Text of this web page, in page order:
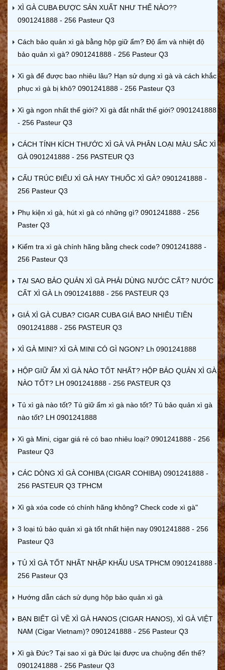
XÌ GÀ CUBA ĐƯỢC SẢN XUẤT NHƯ THẾ NÀO??
0901241888 - 256 Pasteur Q3
Cách bảo quản xì gà bằng hộp giữ ẩm? Độ ẩm và nhiệt độ
bảo quản xì gà? 0901241888 - 256 Pasteur Q3
Xì gà để được bao nhiêu lâu? Hạn sử dụng xì gà và cách khắc
phục xì gà bị khô? 0901241888 - 256 Pasteur Q3
Xì gà ngon nhất thế giới? Xì gà đắt nhất thế giới? 0901241888
- 256 Pasteur Q3
CÁCH TÍNH KÍCH THƯỚC XÌ GÀ VÀ PHÂN LOẠI MÀU SẮC XÌ
GÀ 0901241888 - 256 PASTEUR Q3
CẤU TRÚC ĐIẾU XÌ GÀ HAY THUỐC XÌ GÀ? 0901241888 -
256 Pasteur Q3
Phụ kiện xì gà, hút xì gà có những gì? 0901241888 - 256
Paster Q3
Kiểm tra xì gà chính hãng bằng check code? 0901241888 -
256 Pasteur Q3
TẠI SAO BẢO QUẢN XÌ GÀ PHẢI DÙNG NƯỚC CẤT? NƯỚC
CẤT XÌ GÀ Lh 0901241888 - 256 PASTEUR Q3
GIÁ XÌ GÀ CUBA? CIGAR CUBA GIÁ BAO NHIÊU TIỀN
0901241888 - 256 PASTEUR Q3
XÌ GÀ MINI? XÌ GÀ MINI CÓ GÌ NGON? Lh 0901241888
HỘP GIỮ ẨM XÌ GÀ NÀO TỐT NHẤT? HỘP BẢO QUẢN XÌ GÀ
NÀO TỐT? LH 0901241888 - 256 PASTEUR Q3
Tủ xì gà nào tốt? Tủ giữ ẩm xì gà nào tốt? Tủ bảo quản xì gà
nào tốt? LH 0901241888
Xì gà Mini, cigar giá rẻ có bao nhiêu loại? 0901241888 - 256
Pasteur Q3
CÁC DÒNG XÌ GÀ COHIBA (CIGAR COHIBA) 0901241888 -
256 PASTEUR Q3 TPHCM
Xì gà xóa code có chính hãng không? Check code xì gà"
3 loại tủ bảo quản xì gà tốt nhất hiện nay 0901241888 - 256
Pasteur Q3
TỦ XÌ GÀ TỐT NHẤT NHẬP KHẨU USA TPHCM 0901241888 -
256 Pasteur Q3
Hướng dẫn cách sử dụng hộp bảo quản xì gà
BẠN BIẾT GÌ VỀ XÌ GÀ HANOS (CIGAR HANOS), XÌ GÀ VIỆT
NAM (Cigar Vietnam)? 0901241888 - 256 Pasteur Q3
Xì gà Đức? Tại sao xì gà Đức lại được ưa chuộng đến thế?
0901241888 - 256 Pasteur Q3